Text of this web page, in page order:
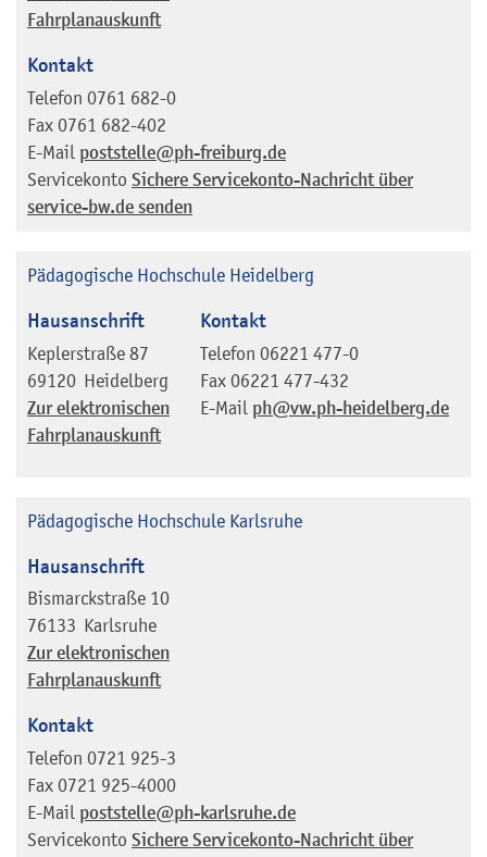
Fahrplanauskunft
Kontakt
Telefon 0761 682-0
Fax 0761 682-402
E-Mail poststelle@ph-freiburg.de
Servicekonto Sichere Servicekonto-Nachricht über
service-bw.de senden
Pädagogische Hochschule Heidelberg
Hausanschrift
Keplerstraße 87
69120 Heidelberg
Zur elektronischen
Fahrplanauskunft
Kontakt
Telefon 06221 477-0
Fax 06221 477-432
E-Mail ph@vw.ph-heidelberg.de
Pädagogische Hochschule Karlsruhe
Hausanschrift
Bismarckstraße 10
76133 Karlsruhe
Zur elektronischen
Fahrplanauskunft
Kontakt
Telefon 0721 925-3
Fax 0721 925-4000
E-Mail poststelle@ph-karlsruhe.de
Servicekonto Sichere Servicekonto-Nachricht über